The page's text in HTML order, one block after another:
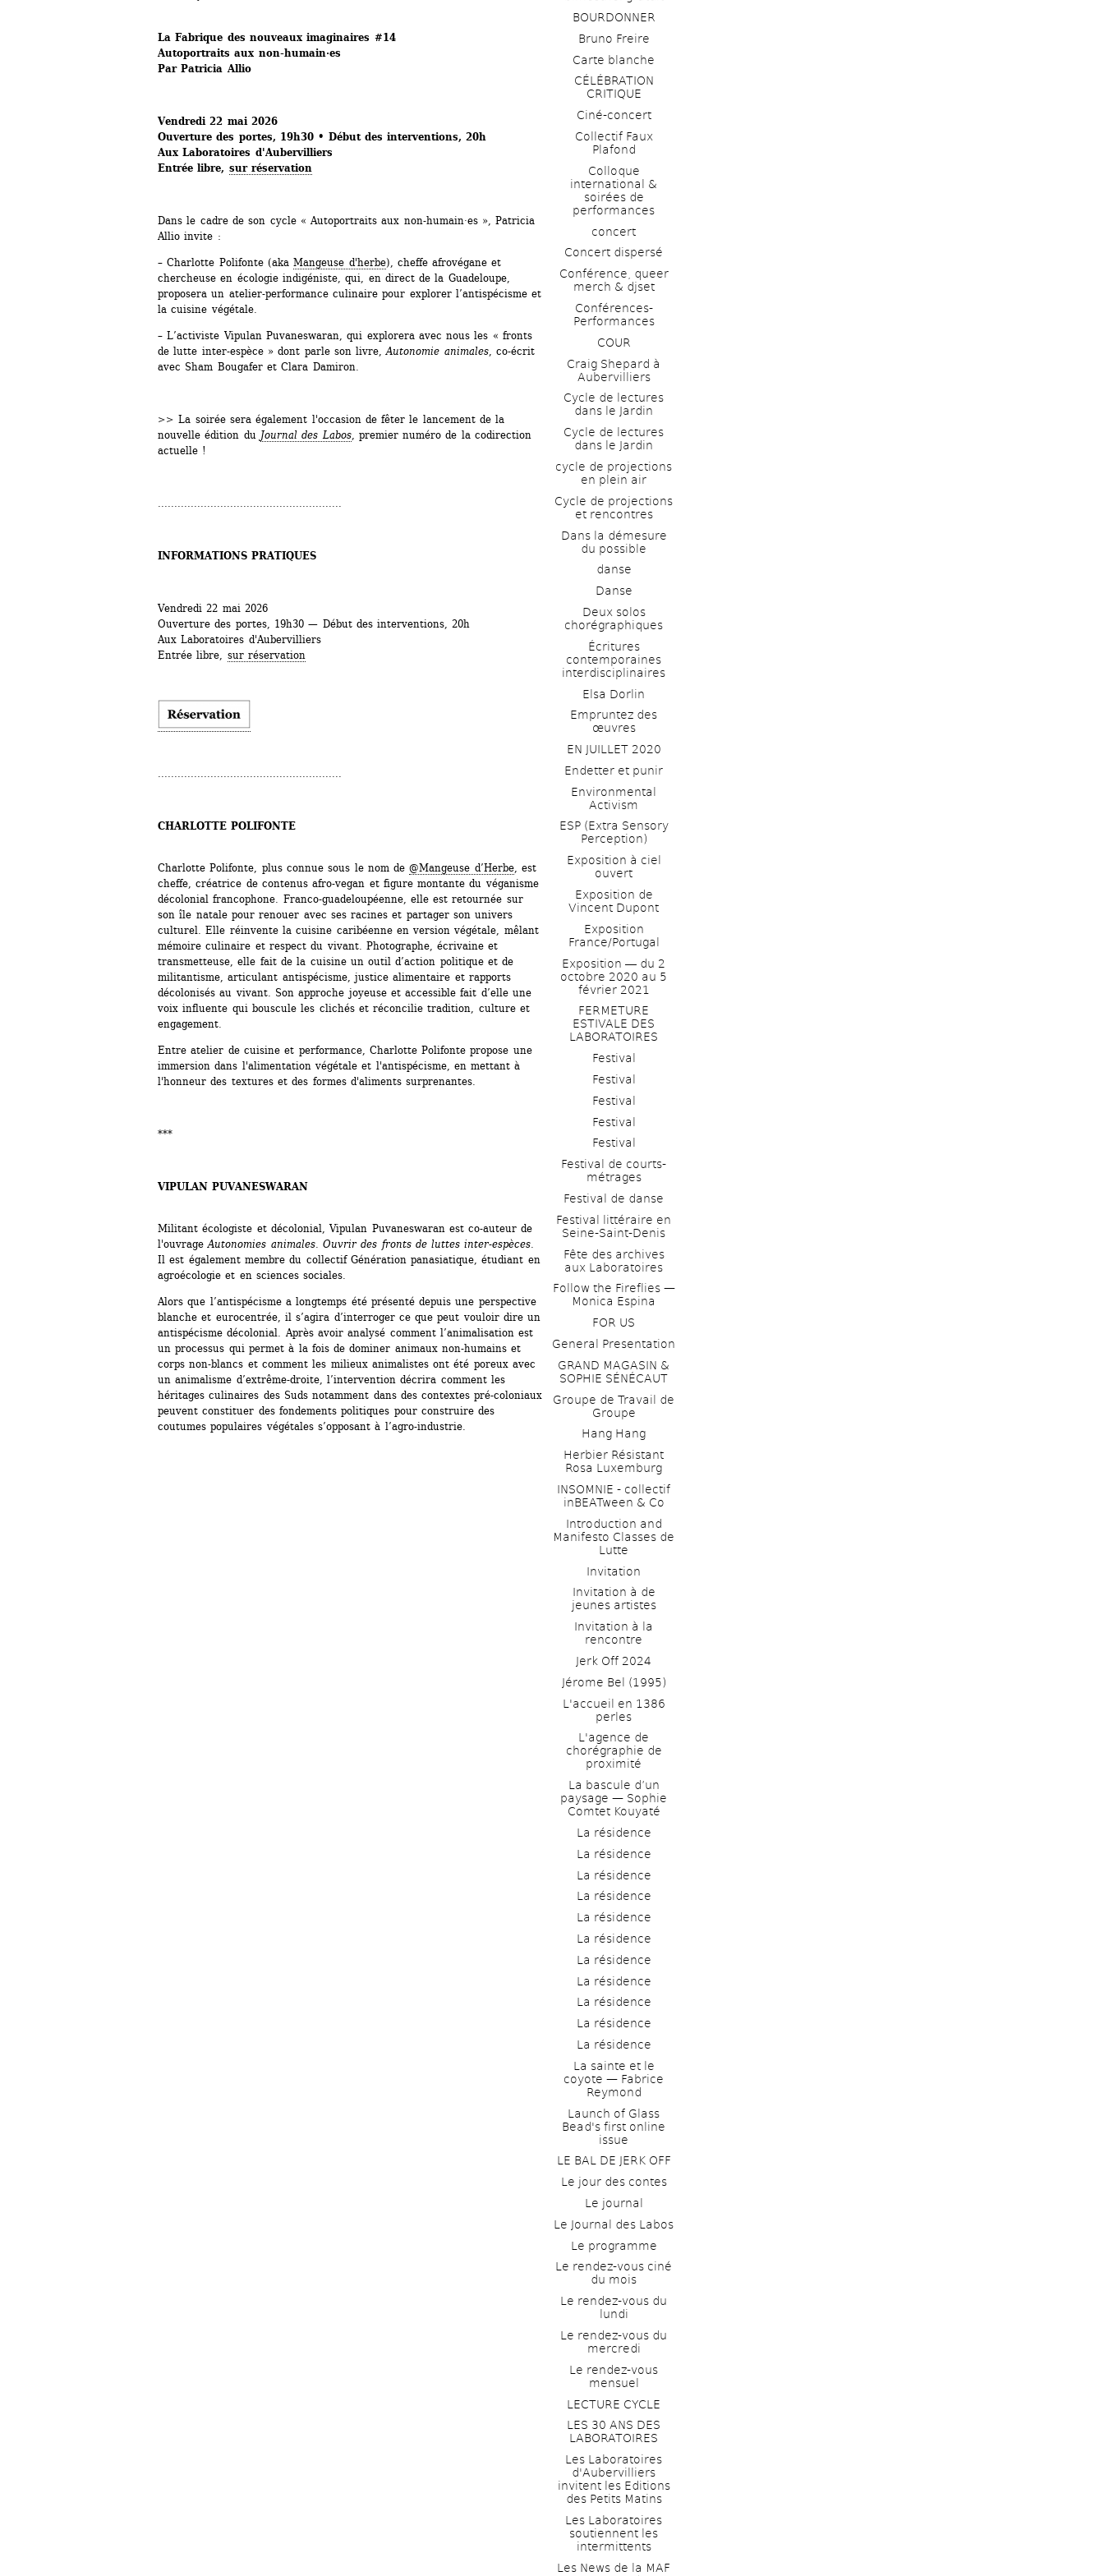
La Fabrique des nouveaux imaginaires #14
Autoportraits aux non-humain·es
Par Patricia Allio
Vendredi 22 mai 2026
Ouverture des portes, 19h30 • Début des interventions, 20h
Aux Laboratoires d'Aubervilliers
Entrée libre, sur réservation
Dans le cadre de son cycle « Autoportraits aux non-humain·es », Patricia
Allio invite :
– Charlotte Polifonte (aka Mangeuse d'herbe), cheffe afrovégane et
chercheuse en écologie indigéniste, qui, en direct de la Guadeloupe,
proposera un atelier-performance culinaire pour explorer l’antispécisme et
la cuisine végétale.
– L’activiste Vipulan Puvaneswaran, qui explorera avec nous les « fronts
de lutte inter-espèce » dont parle son livre, Autonomie animales, co-écrit
avec Sham Bougafer et Clara Damiron.
>> La soirée sera également l'occasion de fêter le lancement de la
nouvelle édition du Journal des Labos, premier numéro de la codirection
actuelle !
........................................................
INFORMATIONS PRATIQUES
Vendredi 22 mai 2026
Ouverture des portes, 19h30 — Début des interventions, 20h
Aux Laboratoires d'Aubervilliers
Entrée libre, sur réservation
CHARLOTTE POLIFONTE
Charlotte Polifonte, plus connue sous le nom de @Mangeuse d’Herbe, est
cheffe, créatrice de contenus afro-vegan et figure montante du véganisme
décolonial francophone. Franco‐guadeloupéenne, elle est retournée sur
son île natale pour renouer avec ses racines et partager son univers
culturel. Elle réinvente la cuisine caribéenne en version végétale, mêlant
mémoire culinaire et respect du vivant. Photographe, écrivaine et
transmetteuse, elle fait de la cuisine un outil d’action politique et de
militantisme, articulant antispécisme, justice alimentaire et rapports
décolonisés au vivant. Son approche joyeuse et accessible fait d’elle une
voix influente qui bouscule les clichés et réconcilie tradition, culture et
engagement.
Entre atelier de cuisine et performance, Charlotte Polifonte propose une
immersion dans l'alimentation végétale et l'antispécisme, en mettant à
l'honneur des textures et des formes d'aliments surprenantes.
***
VIPULAN PUVANESWARAN
Militant écologiste et décolonial, Vipulan Puvaneswaran est co-auteur de
l'ouvrage Autonomies animales. Ouvrir des fronts de luttes inter-espèces.
Il est également membre du collectif Génération panasiatique, étudiant en
agroécologie et en sciences sociales.
Alors que l’antispécisme a longtemps été présenté depuis une perspective
blanche et eurocentrée, il s’agira d’interroger ce que peut vouloir dire un
antispécisme décolonial. Après avoir analysé comment l’animalisation est
un processus qui permet à la fois de dominer animaux non-humains et
corps non-blancs et comment les milieux animalistes ont été poreux avec
un animalisme d’extrême-droite, l’intervention décrira comment les
héritages culinaires des Suds notamment dans des contextes pré-coloniaux
peuvent constituer des fondements politiques pour construire des
coutumes populaires végétales s’opposant à l’agro-industrie.
BOURDONNER
Bruno Freire
Carte blanche
CÉLÉBRATION
CRITIQUE
Ciné-concert
Collectif Faux
Plafond
Colloque
international &
soirées de
performances
concert
Concert dispersé
Conférence, queer
merch & djset
Conférences-
Performances
COUR
Craig Shepard à
Aubervilliers
Cycle de lectures
dans le Jardin
Cycle de lectures
dans le Jardin
cycle de projections
en plein air
Cycle de projections
et rencontres
Dans la démesure
du possible
danse
Danse
Deux solos
chorégraphiques
Écritures
contemporaines
interdisciplinaires
Elsa Dorlin
Empruntez des
œuvres
EN JUILLET 2020
Endetter et punir
Environmental
Activism
ESP (Extra Sensory
Perception)
Exposition à ciel
ouvert
Exposition de
Vincent Dupont
Exposition
France/Portugal
Exposition ― du 2
octobre 2020 au 5
février 2021
FERMETURE
ESTIVALE DES
LABORATOIRES
Festival
Festival
Festival
Festival
Festival
Festival de courts-
métrages
Festival de danse
Festival littéraire en
Seine-Saint-Denis
Fête des archives
aux Laboratoires
Follow the Fireflies —
Monica Espina
FOR US
General Presentation
GRAND MAGASIN &
SOPHIE SÉNÉCAUT
Groupe de Travail de
Groupe
Hang Hang
Herbier Résistant
Rosa Luxemburg
INSOMNIE - collectif
inBEATween & Co
Introduction and
Manifesto Classes de
Lutte
Invitation
Invitation à de
jeunes artistes
Invitation à la
rencontre
Jerk Off 2024
Jérome Bel (1995)
L'accueil en 1386
perles
L'agence de
chorégraphie de
proximité
La bascule d’un
paysage — Sophie
Comtet Kouyaté
La résidence
La résidence
La résidence
La résidence
La résidence
La résidence
La résidence
La résidence
La résidence
La résidence
La résidence
La sainte et le
coyote — Fabrice
Reymond
Launch of Glass
Bead's first online
issue
LE BAL DE JERK OFF
Le jour des contes
Le journal
Le Journal des Labos
Le programme
Le rendez-vous ciné
du mois
Le rendez-vous du
lundi
Le rendez-vous du
mercredi
Le rendez-vous
mensuel
LECTURE CYCLE
LES 30 ANS DES
LABORATOIRES
Les Laboratoires
d'Aubervilliers
invitent les Editions
des Petits Matins
Les Laboratoires
soutiennent les
intermittents
Les News de la MAF